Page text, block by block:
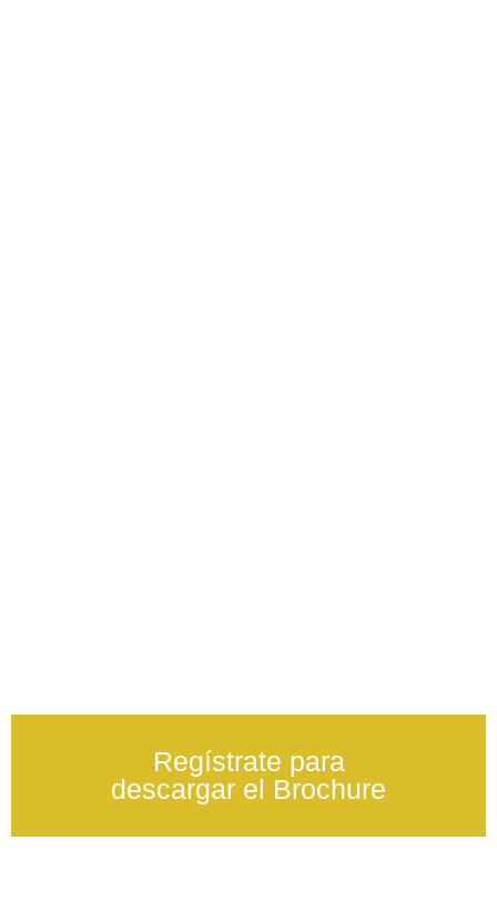
Regístrate para
descargar el Brochure